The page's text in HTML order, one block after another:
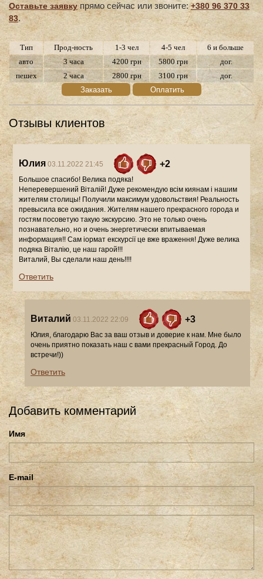
Оставьте заявкупрямо сейчас или звоните:+380 96 370 33
83.
Тип Прод-ность 1-3 чел 4-5 чел
6 и больше
авто
3 часа 4200 грн 5800 грн
дог.
пешех
2 часа 2800 грн 3100 грн
дог.
Заказать
Оплатить
Отзывы клиентов
Юлия 03.11.2022 21:45 +2
Большое спасибо! Велика подяка!
Неперевершений Віталій! Дуже рекомендую всім киянам і нашим
жителям столицы! Получили максимум удовольствия! Реальность
превысила все ожидания. Жителям нашего прекрасного города и
гостям посоветую такую экскурсию. Это не только очень
познавательно, но и очень энергетически впитываемая
информация!! Сам іормат екскурсії це вже враження! Дуже велика
подяка Віталію, це наш гарой!!!
Виталий, Вы сделали наш день!!!!
Ответить
Виталий 03.11.2022 22:09 +3
Юлия, благодарю Вас за ваш отзыв и доверие к нам. Мне было
очень приятно показать наш с вами прекрасный Город. До
встречи!))
Ответить
Добавить комментарий
Имя
E-mail